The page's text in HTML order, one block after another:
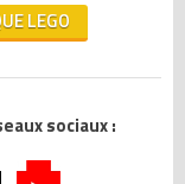
LEGO
sociaux :